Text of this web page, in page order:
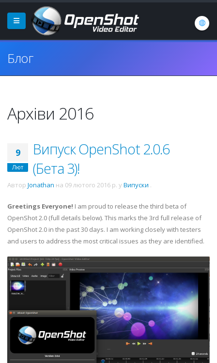
Блог
Архіви 2016
9
Лют
Випуск OpenShot 2.0.6
(Бета 3)!
Автор Jonathan на 09 лютого 2016 р. у Випуски .
Greetings Everyone! I am proud to release the third beta of
OpenShot 2.0 (full details below). This marks the 3rd full release of
OpenShot 2.0 in the past 30 days. I am working closely with testers
and users to address the most critical issues as they are identified.